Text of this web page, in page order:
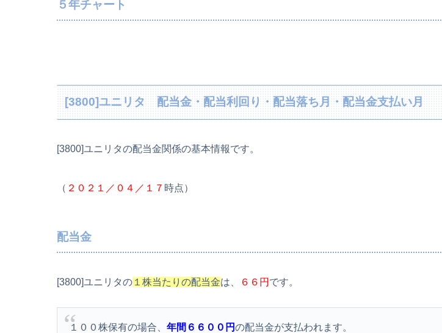
５年チャート
[3800]ユニリタ 配当金・配当利回り・配当落ち月・配当金支払い月
[3800]ユニリタの配当金関係の基本情報です。
（ ２０２１／０４／１７ 時点）
配当金
[3800]ユニリタの １株当たりの配当金は、 ６６円 です。
１００株保有の場合、年間６６００円の配当金が支払われます。